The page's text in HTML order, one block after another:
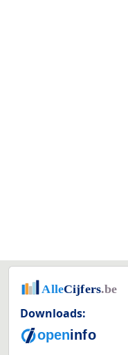
Downloads: